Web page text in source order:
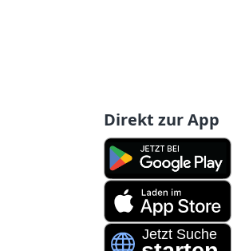
Direkt zur App